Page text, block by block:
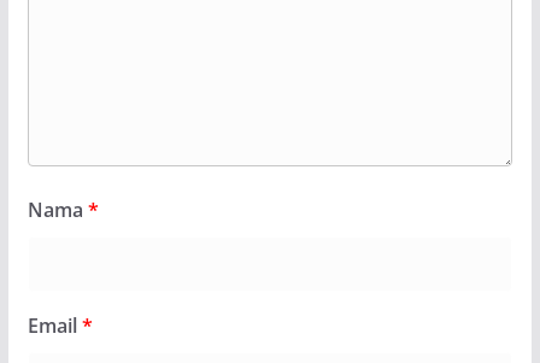
Nama *
Email*